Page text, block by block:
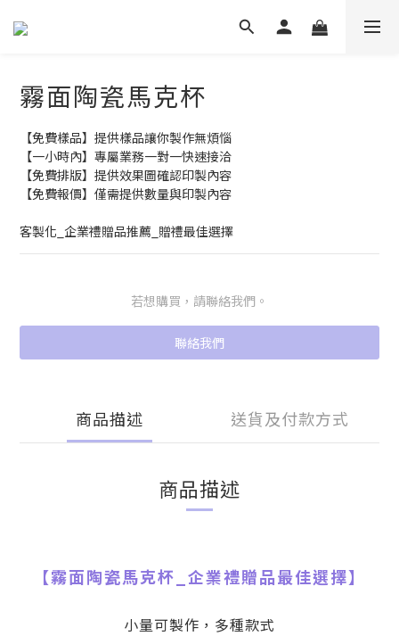
霧面陶瓷馬克杯
【免費樣品】提供樣品讓你製作無煩惱
【一小時內】專屬業務一對一快速接洽
【免費排版】提供效果圖確認印製內容
【免費報價】僅需提供數量與印製內容
客製化_企業禮贈品推薦_贈禮最佳選擇
若想購買，請聯絡我們。
聯絡我們
商品描述 送貨及付款方式
商品描述
【霧面陶瓷馬克杯 企業禮贈品最佳選擇】
小量可製作，多種款式